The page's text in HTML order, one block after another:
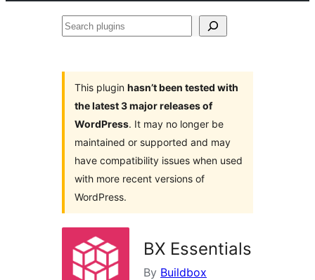
Search
This plugin hasn’t been tested with
the latest 3 major releases of
WordPress. It may no longer be
maintained or supported and may
have compatibility issues when used
with more recent versions of
WordPress.
BX Essentials
By Buildbox